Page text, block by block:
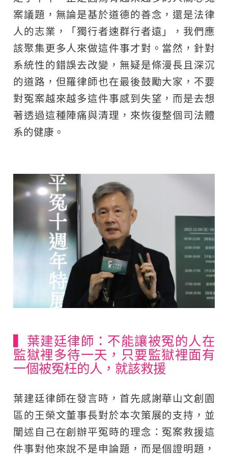
案議題，無論是基於道德的善念，還是法律
人的志業，「獨行者速群行者遠」，我們應
該聚集更多人來做這件事才對。當然，針對
系統性的錯誤去改變，無疑是條漫長且深沉
的道路，但羅律師也在最後鼓勵大家，不要
對冤案越來越多這件事感到失望，而是去想
著透過這種陣痛與清理，來恢復整個司法體
系的健康。
▍葉建廷律師：不能讓被冤的人在
監獄裡多待一天，只要監獄裡面有
一個被冤枉的人，就該救援
葉建廷律師在發言時，首先感謝華山文創園
區的王榮文董事長對於本次策展的支持，並
闡述自己在創辦平冤時的理念：冤案救援這
件事對他來說不是申論題，而是個證明題，